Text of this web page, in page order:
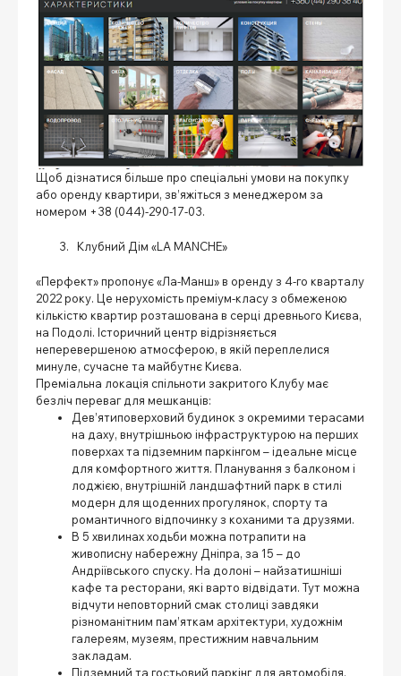
Щоб дізнатися більше про спеціальні умови на покупку
або оренду квартири, зв’яжіться з менеджером за
номером +38 (044)-290-17-03.
Клубний Дім «LA MANCHE»
«Перфект» пропонує «Ла-Манш» в оренду з 4-го кварталу
2022 року. Це нерухомість преміум-класу з обмеженою
кількістю квартир розташована в серці древнього Києва,
на Подолі. Історичний центр відрізняється
неперевершеною атмосферою, в якій переплелися
минуле, сучасне та майбутнє Києва.
Преміальна локація спільноти закритого Клубу має
безліч переваг для мешканців:
Дев’ятиповерховий будинок з окремими терасами
на даху, внутрішньою інфраструктурою на перших
поверхах та підземним паркінгом – ідеальне місце
для комфортного життя. Планування з балконом і
лоджією, внутрішній ландшафтний парк в стилі
модерн для щоденних прогулянок, спорту та
романтичного відпочинку з коханими та друзями.
В 5 хвилинах ходьби можна потрапити на
живописну набережну Дніпра, за 15 – до
Андріївського спуску. На долоні – найзатишніші
кафе та ресторани, які варто відвідати. Тут можна
відчути неповторний смак столиці завдяки
різноманітним пам’яткам архітектури, художнім
галереям, музеям, престижним навчальним
закладам.
Підземний та гостьовий паркінг для автомобіля.